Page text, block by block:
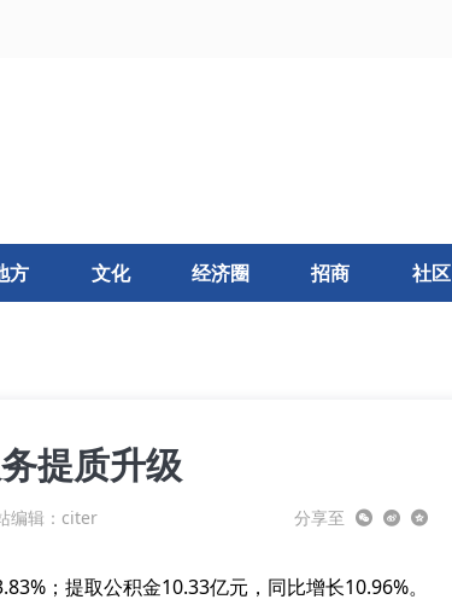
方 文化 经济圈 招商 社区
提质升级
编辑：citer 分享至
；提取公积金10.33亿元，同比增长10.96%。